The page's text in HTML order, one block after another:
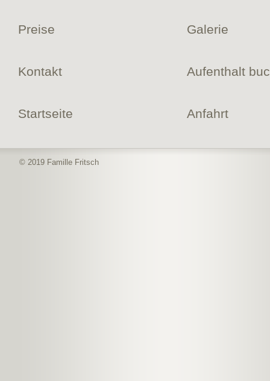
Preise Galerie
Kontakt Aufenthalt
Startseite Anfahrt
© 2019 Famille Fritsch